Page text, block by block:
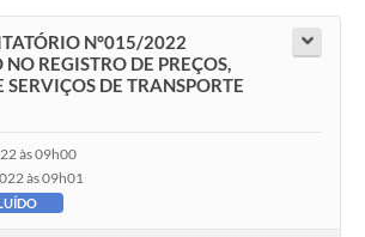
N°015/2022
REGISTRO DE PREÇOS,
SERVIÇOS DE TRANSPORTE
às 09h00
às 09h01